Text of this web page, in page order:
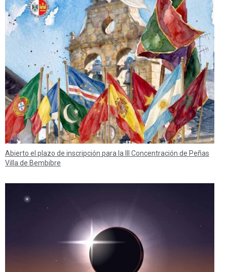
Abierto el plazo de inscripción para la III Concentración de Peñas
Villa de Bembibre